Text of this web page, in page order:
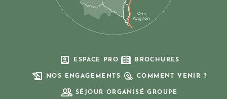
ESPACE PRO BROCHURES
NOS ENGAGEMENTS COMMENT VENIR ?
SÉJOUR ORGANISÉ GROUPE